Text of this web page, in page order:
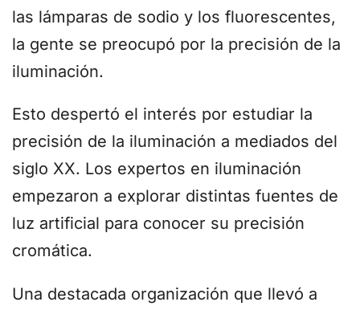
las lámparas de sodio y los fluorescentes,
la gente se preocupó por la precisión de la
iluminación.
Esto despertó el interés por estudiar la
precisión de la iluminación a mediados del
siglo XX. Los expertos en iluminación
empezaron a explorar distintas fuentes de
luz artificial para conocer su precisión
cromática.
Una destacada organización que llevó a